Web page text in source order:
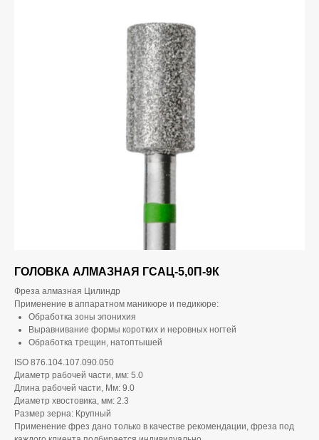
ГОЛОВКА АЛМАЗНАЯ ГСАЦ-5,0П-9К
Фреза алмазная Цилиндр
Применение в аппаратном маникюре и педикюре:
Обработка зоны эпонихия
Выравнивание формы коротких и неровных ногтей
Обработка трещин, натоптышей
ISO 876.104.107.090.050
Диаметр рабочей части, мм: 5.0
Длина рабочей части, Мм: 9.0
Диаметр хвостовика, мм: 2.3
Размер зерна: Крупный
Применение фрез дано только в качестве рекомендации, фреза под